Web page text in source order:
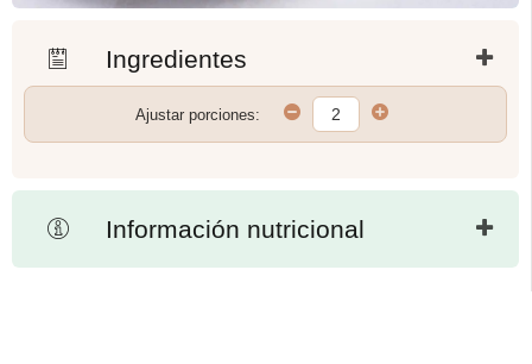
Ingredientes
Ajustar porciones:
Información nutricional